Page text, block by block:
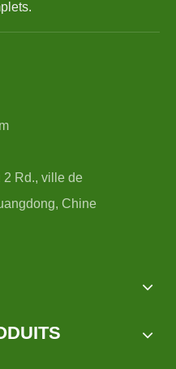
2 Rd., ville de
Chine